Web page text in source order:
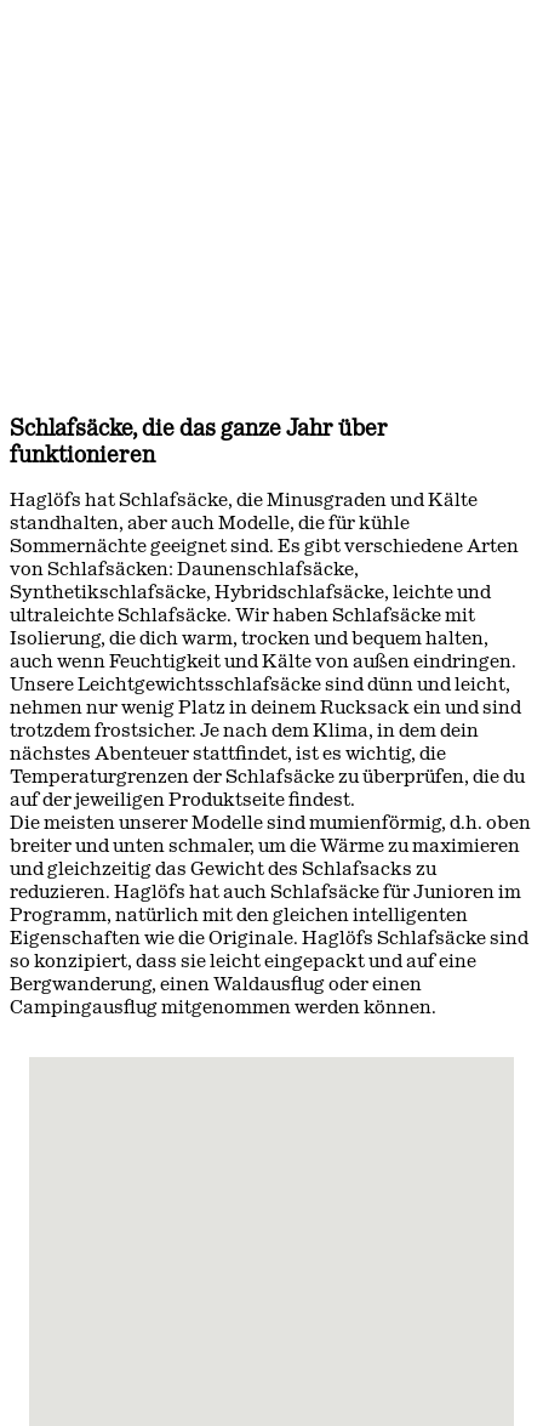
Schlafsäcke, die das ganze Jahr über
funktionieren
Haglöfs hat Schlafsäcke, die Minusgraden und Kälte
standhalten, aber auch Modelle, die für kühle
Sommernächte geeignet sind. Es gibt verschiedene Arten
von Schlafsäcken: Daunenschlafsäcke,
Synthetikschlafsäcke, Hybridschlafsäcke, leichte und
ultraleichte Schlafsäcke. Wir haben Schlafsäcke mit
Isolierung, die dich warm, trocken und bequem halten,
auch wenn Feuchtigkeit und Kälte von außen eindringen.
Unsere Leichtgewichtsschlafsäcke sind dünn und leicht,
nehmen nur wenig Platz in deinem Rucksack ein und sind
trotzdem frostsicher. Je nach dem Klima, in dem dein
nächstes Abenteuer stattfindet, ist es wichtig, die
Temperaturgrenzen der Schlafsäcke zu überprüfen, die du
auf der jeweiligen Produktseite findest.
Die meisten unserer Modelle sind mumienförmig, d.h. oben
breiter und unten schmaler, um die Wärme zu maximieren
und gleichzeitig das Gewicht des Schlafsacks zu
reduzieren. Haglöfs hat auch Schlafsäcke für Junioren im
Programm, natürlich mit den gleichen intelligenten
Eigenschaften wie die Originale. Haglöfs Schlafsäcke sind
so konzipiert, dass sie leicht eingepackt und auf eine
Bergwanderung, einen Waldausflug oder einen
Campingausflug mitgenommen werden können.